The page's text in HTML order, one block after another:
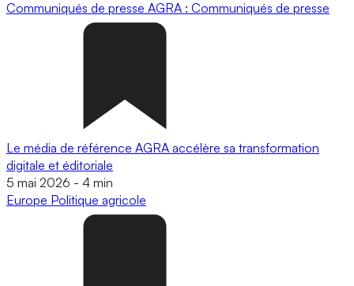
Communiqués de presse AGRA : Communiqués de presse
Le média de référence AGRA accélère sa transformation
digitale et éditoriale
5 mai 2026 - 4 min
Europe Politique agricole